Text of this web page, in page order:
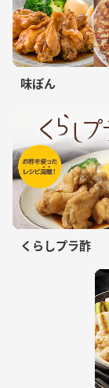
味ぽん
くらしプラ酢